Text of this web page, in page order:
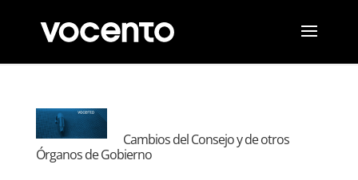
Cambios del Consejo y de otros
Órganos de Gobierno